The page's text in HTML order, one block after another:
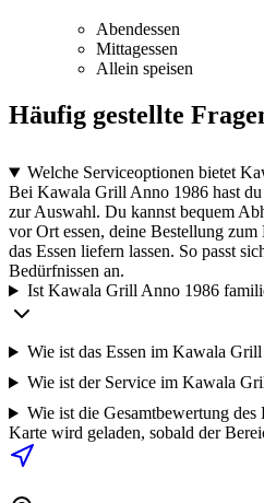
Abendessen
Mittagessen
Allein speisen
Häufig gestellte
Welche Serviceoptionen bietet
Bei Kawala Grill Anno 1986 hast du
zur Auswahl. Du kannst bequem
vor Ort essen, deine Bestellung
das Essen liefern lassen. So passt
Bedürfnissen an.
Ist Kawala Grill Anno 1986
Wie ist das Essen im Kawala
Wie ist der Service im Kawala
Wie ist die Gesamtbewertung
Karte wird geladen, sobald der